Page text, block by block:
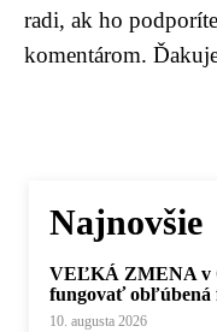
radi, ak ho
komentárom.
Najnovšie
VEĽKÁ ZMENA v
fungovať obľúbená
10. augusta 2026